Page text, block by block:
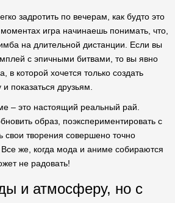
задротить по вечерам, как будто это
игра начинаешь понимать, что,
на длительной дистанции. Если вы
с эпичными битвами, то вы явно
в которой хочется только создать
показаться друзьям.
– это настоящий реальный рай.
образ, поэкспериментировать с
свои творения совершено точно
же, когда мода и аниме собираются
не радовать!
и атмосферу, но с